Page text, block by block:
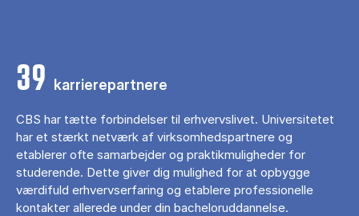
39 karrierepartnere
CBS har tætte forbindelser til erhvervslivet. Universitetet
har et stærkt netværk af virksomhedspartnere og
etablerer ofte samarbejder og praktikmuligheder for
studerende. Dette giver dig mulighed for at opbygge
værdifuld erhvervserfaring og etablere professionelle
kontakter allerede under din bacheloruddannelse.